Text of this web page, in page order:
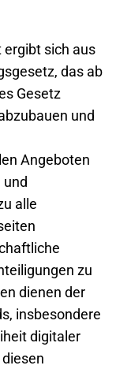
ergibt sich aus
das ab
Gesetz
und
Angeboten
und
alle
zu
dienen der
insbesondere
digitaler